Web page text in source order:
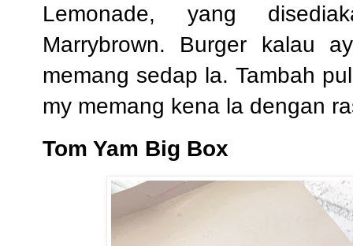
Lemonade, yang
Marrybrown. Burger kalau
memang sedap la. Tambah
my memang kena la dengan
Tom Yam Big Box